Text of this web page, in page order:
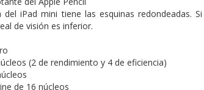
del iPad mini tiene las esquinas redondeadas.
de visión es inferior.
(2 de rendimiento y 4 de eficiencia)
de 16 núcleos